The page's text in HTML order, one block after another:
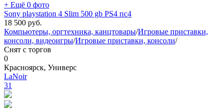
+ Ещё 0 фото
Sony playstation 4 Slim 500 gb PS4 пс4
18 500 руб.
Компьютеры, оргтехника, канцтовары/Игровые приставки,
консоли, видеоигры/Игровые приставки, консоли/
Снят с торгов
0
Красноярск, Универс
LaNoir
31